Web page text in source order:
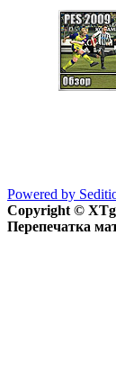
Powered by
Copyright ©
Перепечатка